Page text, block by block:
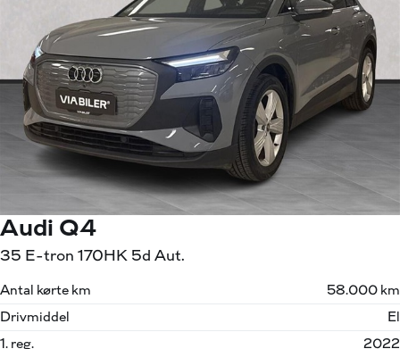
Audi Q4
35 E-tron 170HK 5d Aut.
Antal kørte km
58.000 km
Drivmiddel
El
1. reg.
2022